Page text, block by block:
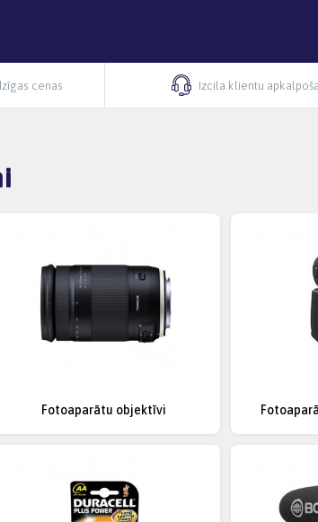
cenas Izcila klientu
Fotoaparātu objektīvi